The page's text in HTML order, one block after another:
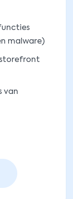
malware)
van